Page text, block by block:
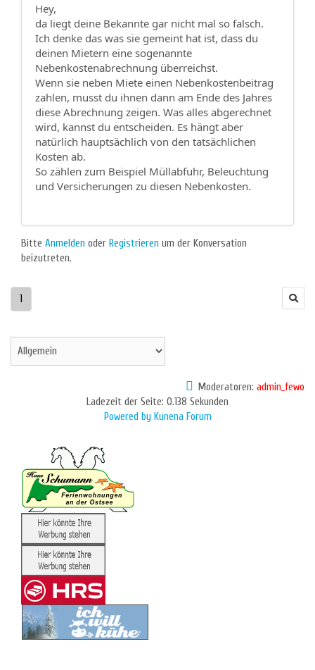
Hey,
da liegt deine Bekannte gar nicht mal so falsch.
Ich denke das was sie gemeint hat ist, dass du
deinen Mietern eine sogenannte
Nebenkostenabrechnung überreichst.
Wenn sie neben Miete einen Nebenkostenbeitrag
zahlen, musst du ihnen dann am Ende des Jahres
diese Abrechnung zeigen. Was alles abgerechnet
wird, kannst du entscheiden. Es hängt aber
natürlich hauptsächlich von den tatsächlichen
Kosten ab.
So zählen zum Beispiel Müllabfuhr, Beleuchtung
und Versicherungen zu diesen Nebenkosten.
Bitte Anmelden oder Registrieren um der Konversation
beizutreten.
1
Moderatoren: admin_fewo
Ladezeit der Seite: 0.138 Sekunden
Powered by Kunena Forum